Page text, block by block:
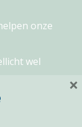
onze
wel
×